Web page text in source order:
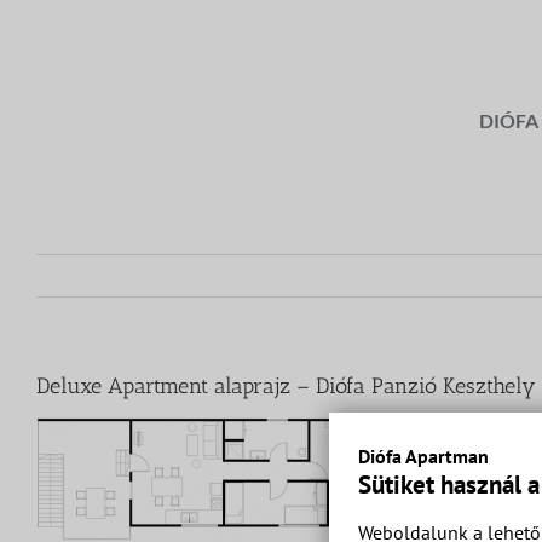
Diófa Apartman
Sütiket használ
Weboldalunk a
DIÓFA
Deluxe Apartment alaprajz – Diófa Panzió Keszthely